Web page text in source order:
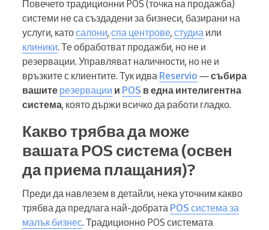
Повечето традиционни POS (точка на продажба)
системи не са създадени за бизнеси, базирани на
услуги, катосалони, спа центрове, студиа или
клиники. Те обработват продажби, но не и
резервации. Управляват наличности, но не и
връзките с клиентите. Тук идва Reservio —събира
вашите резервации и POS в една интелигентна
система, която държи всичко да работи гладко.
Какво трябва да може
вашата POS система (освен
да приема плащания)?
Преди да навлезем в детайли, нека уточним какво
трябва да предлага най-добрата POS система за
малък бизнес. Традиционно POS системата